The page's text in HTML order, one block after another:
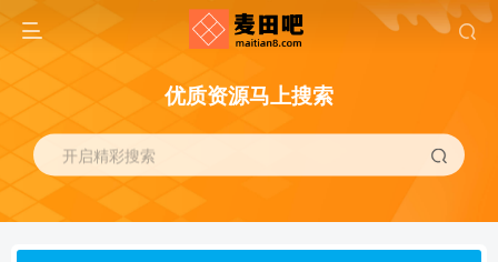
优质资源马上搜索
开启精彩搜索